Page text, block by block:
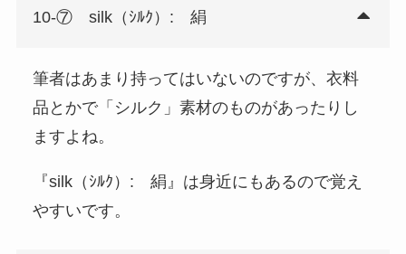
10-⑦ silk（ｼﾙｸ）: 絹
筆者はあまり持ってはいないのですが、衣料
品とかで「シルク」素材のものがあったりし
ますよね。
『silk（ｼﾙｸ）: 絹』は身近にもあるので覚え
やすいです。